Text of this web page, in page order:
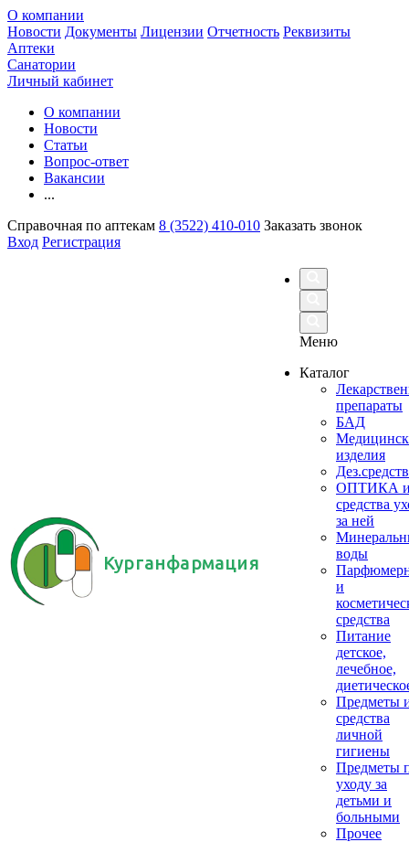
О компании
Новости Документы Лицензии Отчетность Реквизиты
Аптеки
Санатории
Личный кабинет
О компании
Новости
Статьи
Вопрос-ответ
Вакансии
...
Справочная по аптекам 8 (3522) 410-010 Заказать звонок
Вход Регистрация
Курганфармация
Меню
Каталог
препараты
БАД
изделия
ОПТИКА
средства
за ней
воды
и
средства
Питание
детское,
лечебное,
Предметы
средства
личной
гигиены
Предметы
уходу за
детьми и
больными
Прочее